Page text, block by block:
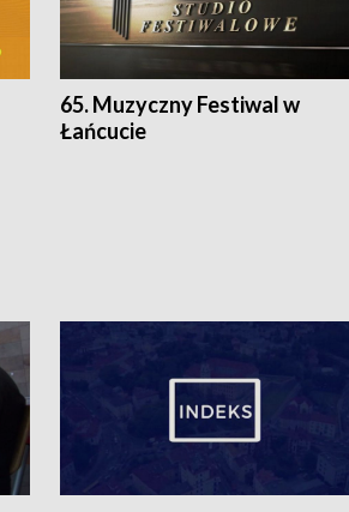
65. Muzyczny Festiwal w
Łańcucie